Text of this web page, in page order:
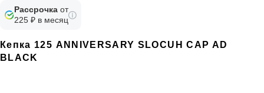
Рассрочка от
225 ₽ в месяц
Кепка 125 ANNIVERSARY SLOCUH CAP AD
BLACK